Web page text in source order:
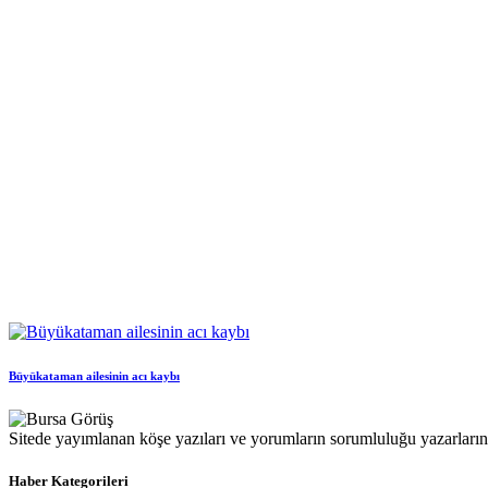
Büyükataman ailesinin acı kaybı
Sitede yayımlanan köşe yazıları ve yorumların sorumluluğu
Haber Kategorileri